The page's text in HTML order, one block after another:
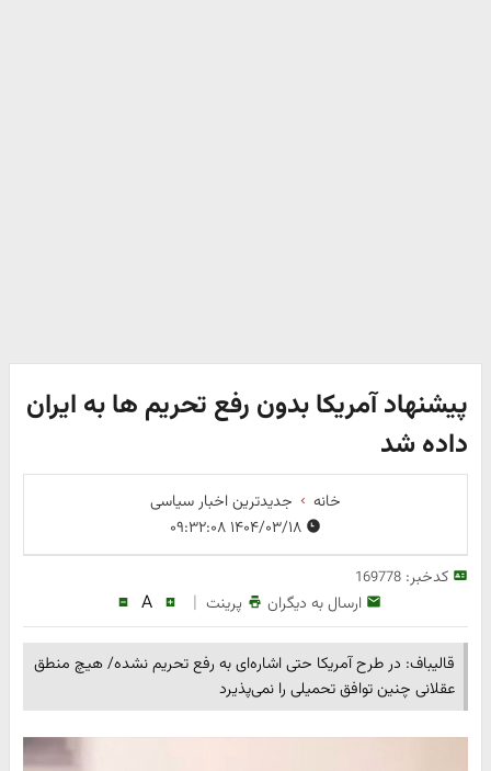
پیشنهاد آمریکا بدون رفع تحریم ها به ایران
داده شد
خانه
جدیدترین اخبار سیاسی
۱۴۰۴/۰۳/۱۸ ۰۹:۳۲:۰۸
کدخبر:169778
ارسال به دیگران پرینت |
A
​قالیباف: در طرح آمریکا حتی اشاره‌ای به رفع تحریم نشده/ هیچ منطق
عقلانی چنین توافق تحمیلی را نمی‌پذیرد